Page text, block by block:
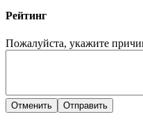
Рейтинг
Пожалуйста, укажите
Отменить Отправить